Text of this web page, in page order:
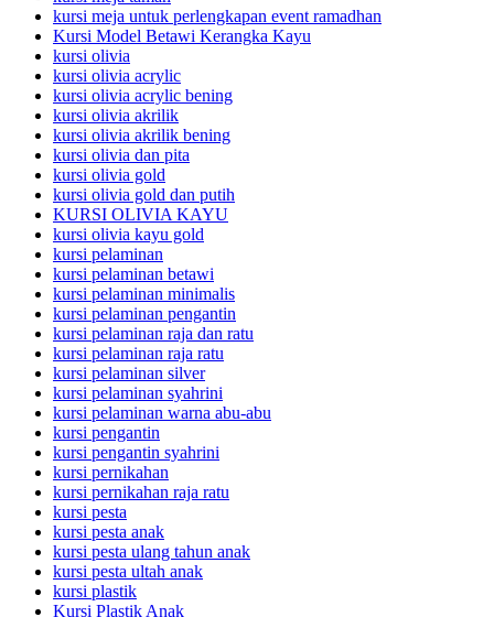
kursi meja untuk perlengkapan event ramadhan
Kursi Model Betawi Kerangka Kayu
kursi olivia
kursi olivia acrylic
kursi olivia acrylic bening
kursi olivia akrilik
kursi olivia akrilik bening
kursi olivia dan pita
kursi olivia gold
kursi olivia gold dan putih
KURSI OLIVIA KAYU
kursi olivia kayu gold
kursi pelaminan
kursi pelaminan betawi
kursi pelaminan minimalis
kursi pelaminan pengantin
kursi pelaminan raja dan ratu
kursi pelaminan raja ratu
kursi pelaminan silver
kursi pelaminan syahrini
kursi pelaminan warna abu-abu
kursi pengantin
kursi pengantin syahrini
kursi pernikahan
kursi pernikahan raja ratu
kursi pesta
kursi pesta anak
kursi pesta ulang tahun anak
kursi pesta ultah anak
kursi plastik
Kursi Plastik Anak